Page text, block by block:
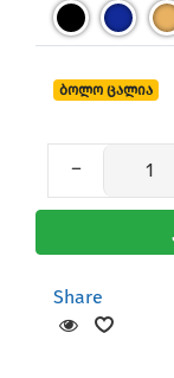
ბოლო ცალია
Share